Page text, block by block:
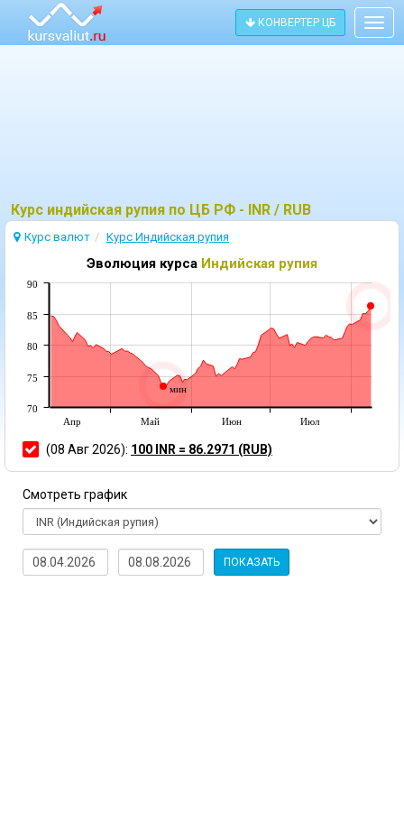
КОНВЕРТЕР ЦБ
Курс индийская pупия по ЦБ РФ - INR / RUB
Курс валют Kурс Индийская pупия
Эволюция курса Индийская pупия
мин
Апр Май Июн Июл
70
75
80
85
90
(08 Авг 2026): 100 INR = 86.2971 (RUB)
Смотреть график
ПОКАЗАТЬ